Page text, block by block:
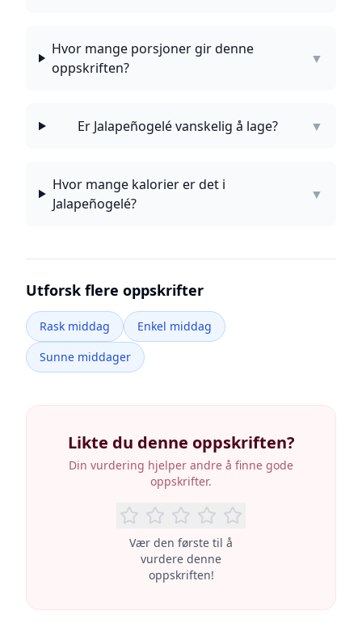
Hvor mange porsjoner gir denne
oppskriften?
▼
Er Jalapeñogelé vanskelig å lage? ▼
Hvor mange kalorier er det i
Jalapeñogelé?
▼
Utforsk flere oppskrifter
Rask middag
Enkel middag
Sunne middager
Likte du denne oppskriften?
Din vurdering hjelper andre å finne gode
oppskrifter.
Vær den første til å
vurdere denne
oppskriften!